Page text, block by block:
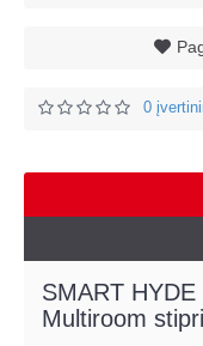
0
SMART
Multiroom